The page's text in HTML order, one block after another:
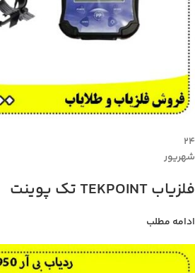
۲۴
شهریور
فلزیاب TEKPOINT تک پوینت
ادامه مطلب